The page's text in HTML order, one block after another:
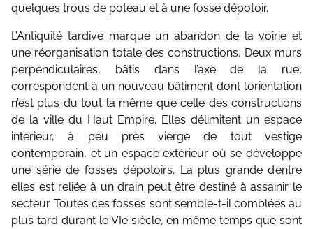
quelques trous de poteau et à une fosse dépotoir.
L’Antiquité tardive marque un abandon de la voirie et
une réorganisation totale des constructions. Deux murs
perpendiculaires, bâtis dans l’axe de la rue,
correspondent à un nouveau bâtiment dont l’orientation
n’est plus du tout la même que celle des constructions
de la ville du Haut Empire. Elles délimitent un espace
intérieur, à peu près vierge de tout vestige
contemporain, et un espace extérieur où se développe
une série de fosses dépotoirs. La plus grande d’entre
elles est reliée à un drain peut être destiné à assainir le
secteur. Toutes ces fosses sont semble-t-il comblées au
plus tard durant le VIe siècle, en même temps que sont